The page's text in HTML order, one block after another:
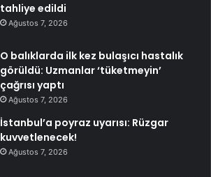
tahliye edildi
Ağustos 7, 2026
O balıklarda ilk kez bulaşıcı hastalık
görüldü: Uzmanlar ‘tüketmeyin’
çağrısı yaptı
Ağustos 7, 2026
İstanbul’a poyraz uyarısı: Rüzgar
kuvvetlenecek!
Ağustos 7, 2026